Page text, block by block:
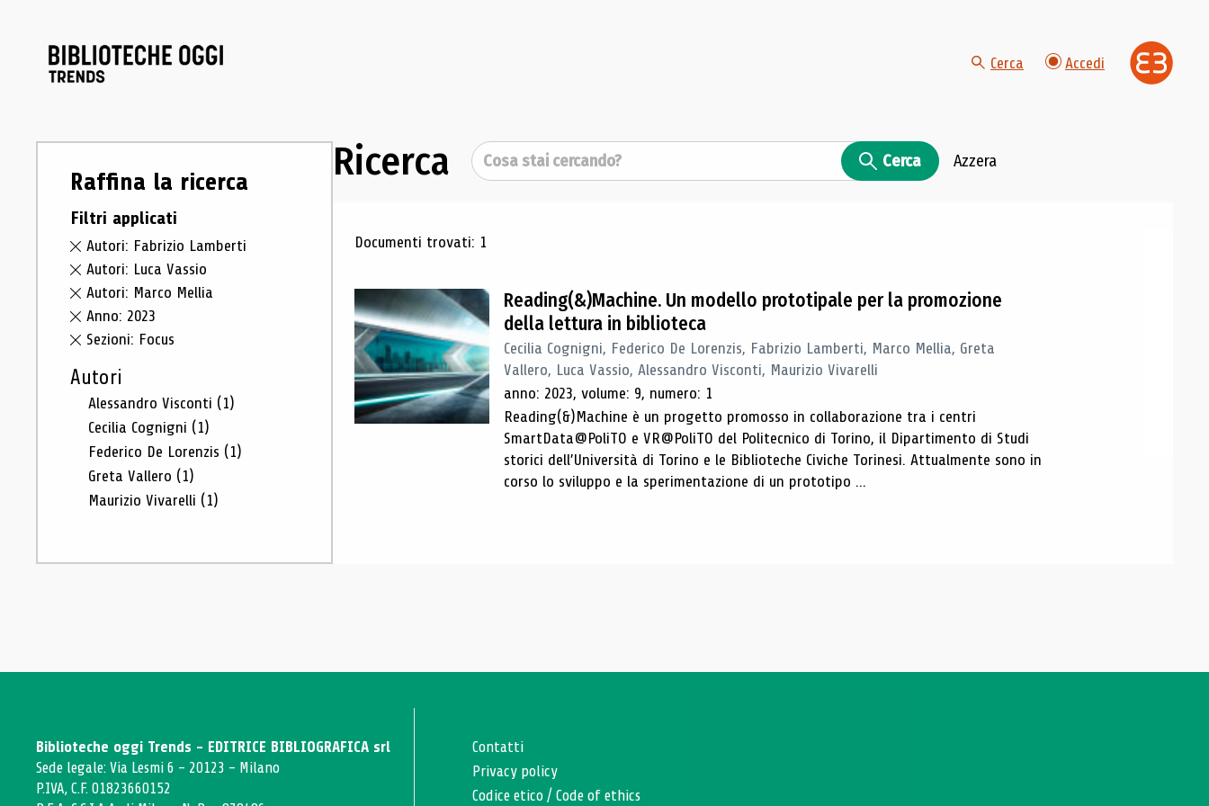
Cerca Accedi
Raffina la ricerca
Filtri applicati
Autori: Fabrizio Lamberti
Autori: Luca Vassio
Autori: Marco Mellia
Anno: 2023
Sezioni: Focus
Autori
Alessandro Visconti (1)
Cecilia Cognigni (1)
Federico De Lorenzis (1)
Greta Vallero (1)
Maurizio Vivarelli (1)
Ricerca Cerca Cerca Azzera
Risultati di ricerca
Documenti trovati: 1
Reading(&)Machine. Un modello prototipale per la promozione
della lettura in biblioteca
Cecilia Cognigni, Federico De Lorenzis, Fabrizio Lamberti, Marco Mellia, Greta
Vallero, Luca Vassio, Alessandro Visconti, Maurizio Vivarelli
anno: 2023, volume: 9, numero: 1
Reading(&)Machine è un progetto promosso in collaborazione tra i centri
SmartData@PoliTO e VR@PoliTO del Politecnico di Torino, il Dipartimento di Studi
storici dell’Università di Torino e le Biblioteche Civiche Torinesi. Attualmente sono in
corso lo sviluppo e la sperimentazione di un prototipo ...
Biblioteche oggi Trends - EDITRICE BIBLIOGRAFICA srl
Sede legale: Via Lesmi 6 - 20123 - Milano
P.IVA, C.F. 01823660152
Contatti
Privacy policy
Codice etico /Code of ethics